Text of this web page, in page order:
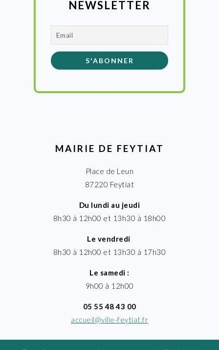
NEWSLETTER
MAIRIE DE FEYTIAT
Place de Leun
87220 Feytiat
Du lundi au jeudi
8h30 à 12h00 et 13h30 à 18h00
Le vendredi
8h30 à 12h00 et 13h30 à 17h30
Le samedi :
9h00 à 12h00
05 55 48 43 00
accueil@ville-feytiat.fr